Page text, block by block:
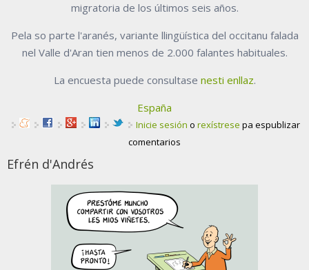
migratoria de los últimos seis años.
Pela so parte l'aranés, variante llingüística del occitanu falada
nel Valle d'Aran tien menos de 2.000 falantes habituales.
La encuesta puede consultase nesti enllaz.
España
Inicie sesión o rexístrese pa espublizar
comentarios
Efrén d'Andrés